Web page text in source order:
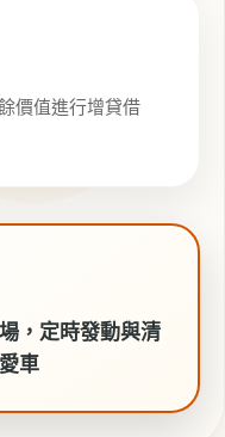
價值進行增貸借
，定時發動與清
車